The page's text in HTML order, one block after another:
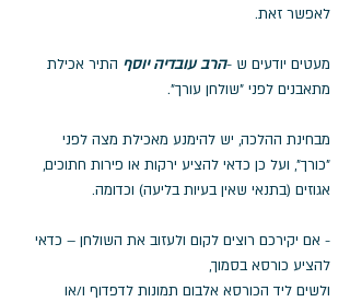
לאפשר זאת.
מעטים יודעים ש -הרב עובדיה יוסף התיר אכילת
מתאבנים לפני "שולחן עורך".
מבחינת ההלכה, יש להימנע מאכילת מצה לפני
"כורך", ועל כן כדאי להציע ירקות או פירות חתוכים,
אגוזים (בתנאי שאין בעיות בליעה) וכדומה.
- אם יקירכם רוצים לקום ולעזוב את השולחן – כדאי
להציע כורסא בסמוך,
ולשים ליד הכורסא אלבום תמונות לדפדוף ו/או